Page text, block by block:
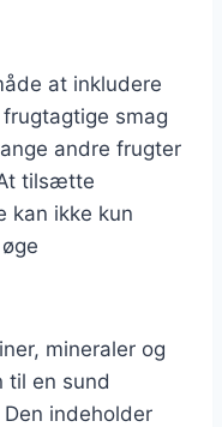
at inkludere
smag
andre frugter
tilsætte
kan ikke kun
mineraler og
til en sund
indeholder